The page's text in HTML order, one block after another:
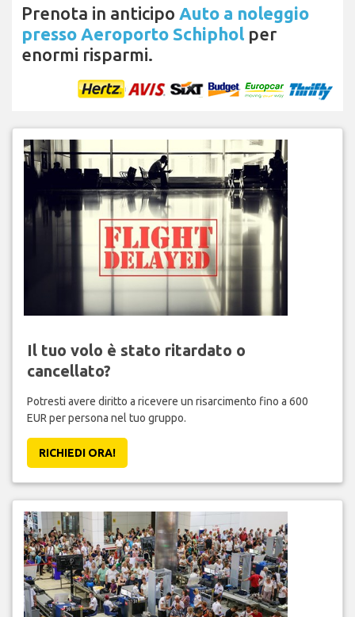
Prenota in anticipo Auto a noleggio
presso Aeroporto Schiphol per
enormi risparmi.
Il tuo volo è stato ritardato o
cancellato?
Potresti avere diritto a ricevere un risarcimento fino a 600
EUR per persona nel tuo gruppo.
RICHIEDI ORA!